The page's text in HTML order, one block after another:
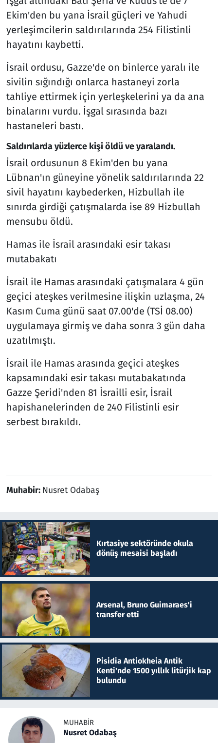
Ekim'den bu yana İsrail güçleri ve Yahudi
yerleşimcilerin saldırılarında 254 Filistinli
hayatını kaybetti.
İsrail ordusu, Gazze'de on binlerce yaralı ile
sivilin sığındığı onlarca hastaneyi zorla
tahliye ettirmek için yerleşkelerini ya da ana
binalarını vurdu. İşgal sırasında bazı
hastaneleri bastı.
Saldırılarda yüzlerce kişi öldü ve yaralandı.
İsrail ordusunun 8 Ekim'den bu yana
Lübnan'ın güneyine yönelik saldırılarında 22
sivil hayatını kaybederken, Hizbullah ile
sınırda girdiği çatışmalarda ise 89 Hizbullah
mensubu öldü.
Hamas ile İsrail arasındaki esir takası
mutabakatı
İsrail ile Hamas arasındaki çatışmalara 4 gün
geçici ateşkes verilmesine ilişkin uzlaşma, 24
Kasım Cuma günü saat 07.00'de (TSİ 08.00)
uygulamaya girmiş ve daha sonra 3 gün daha
uzatılmıştı.
İsrail ile Hamas arasında geçici ateşkes
kapsamındaki esir takası mutabakatında
Gazze Şeridi'nden 81 İsrailli esir, İsrail
hapishanelerinden de 240 Filistinli esir
serbest bırakıldı.
Muhabir: Nusret Odabaş
Kırtasiye sektöründe okula
dönüş mesaisi başladı
Arsenal, Bruno Guimaraes'i
transfer etti
Pisidia Antiokheia Antik
Kenti'nde 1500 yıllık litürjik kap
bulundu
MUHABIR
Nusret Odabaş